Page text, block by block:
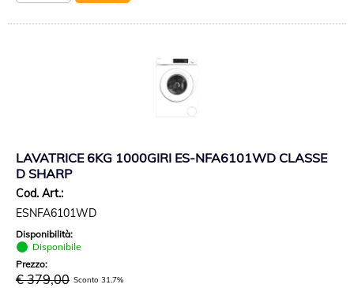
LAVATRICE 6KG 1000GIRI ES-NFA6101WD CLASSE
D SHARP
Cod. Art.:
ESNFA6101WD
Disponibilità:
Disponibile
Prezzo:
€ 379,00 Sconto 31.7%